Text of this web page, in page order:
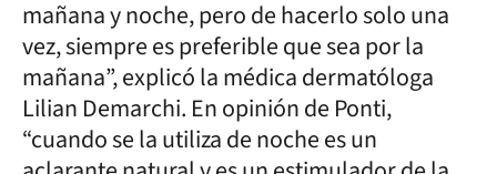
mañana y noche, pero de hacerlo solo una
vez, siempre es preferible que sea por la
mañana”, explicó la médica dermatóloga
Lilian Demarchi. En opinión de Ponti,
“cuando se la utiliza de noche es un